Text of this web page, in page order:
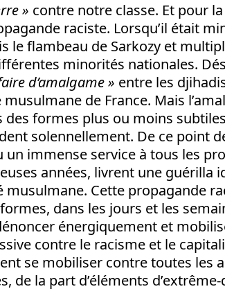
» contre notre classe. Et pour
raciste. Lorsqu’il était
le flambeau de Sarkozy et
minorités nationales.
d’amalgame » entre les
de France. Mais
des formes plus ou moins
solennellement. De ce point
un immense service à tous les
années, livrent une guérilla
Cette propagande
dans les jours et les
énergiquement et
contre le racisme et le
se mobiliser contre toutes les
de la part d’éléments